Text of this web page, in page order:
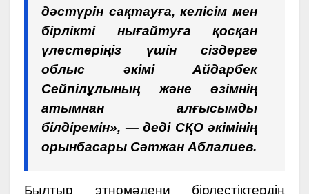
дәстүрін сақтауға, келісім мен
бірлікті нығайтуға қосқан
үлестеріңіз үшін сіздерге
облыс әкімі Айдарбек
Сейпілұлының және өзімнің
атымнан алғысымды
білдіремін», — деді СҚО әкімінің
орынбасары Сәтжан Аблалиев.
Былтыр этномәдени бірлестіктердің